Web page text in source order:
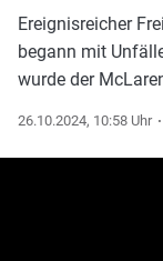
Ereignisreicher
begann mit
wurde der
26.10.2024, 10:58 Uhr